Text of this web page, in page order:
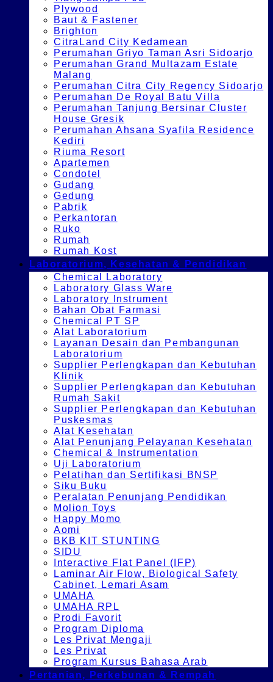
Plywood
Baut & Fastener
Brighton
CitraLand City Kedamean
Perumahan Griyo Taman Asri Sidoarjo
Perumahan Grand Multazam Estate
Malang
Perumahan Citra City Regency Sidoarjo
Perumahan De Royal Batu Villa
Perumahan Tanjung Bersinar Cluster
House Gresik
Perumahan Ahsana Syafila Residence
Kediri
Riuma Resort
Apartemen
Condotel
Gudang
Gedung
Pabrik
Perkantoran
Ruko
Rumah
Rumah Kost
Laboratorium, Kesehatan & Pendidikan
Chemical Laboratory
Laboratory Glass Ware
Laboratory Instrument
Bahan Obat Farmasi
Chemical PT SP
Alat Laboratorium
Layanan Desain dan Pembangunan
Laboratorium
Supplier Perlengkapan dan Kebutuhan
Klinik
Supplier Perlengkapan dan Kebutuhan
Rumah Sakit
Supplier Perlengkapan dan Kebutuhan
Puskesmas
Alat Kesehatan
Alat Penunjang Pelayanan Kesehatan
Chemical & Instrumentation
Uji Laboratorium
Pelatihan dan Sertifikasi BNSP
Siku Buku
Peralatan Penunjang Pendidikan
Molion Toys
Happy Momo
Aomi
BKB KIT STUNTING
SIDU
Interactive Flat Panel (IFP)
Laminar Air Flow, Biological Safety
Cabinet, Lemari Asam
UMAHA
UMAHA RPL
Prodi Favorit
Program Diploma
Les Privat Mengaji
Les Privat
Program Kursus Bahasa Arab
Pertanian, Perkebunan & Rempah